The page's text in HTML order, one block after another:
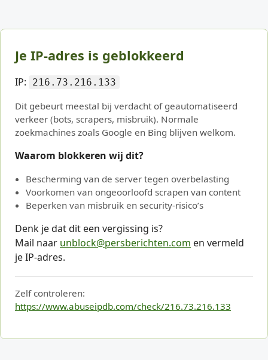
Je IP-adres is geblokkeerd
IP: 216.73.216.133
Dit gebeurt meestal bij verdacht of geautomatiseerd
verkeer (bots, scrapers, misbruik). Normale
zoekmachines zoals Google en Bing blijven welkom.
Waarom blokkeren wij dit?
Bescherming van de server tegen overbelasting
Voorkomen van ongeoorloofd scrapen van content
Beperken van misbruik en security-risico’s
Denk je dat dit een vergissing is?
Mail naar unblock@persberichten.com en vermeld
je IP-adres.
Zelf controleren:
https://www.abuseipdb.com/check/216.73.216.133